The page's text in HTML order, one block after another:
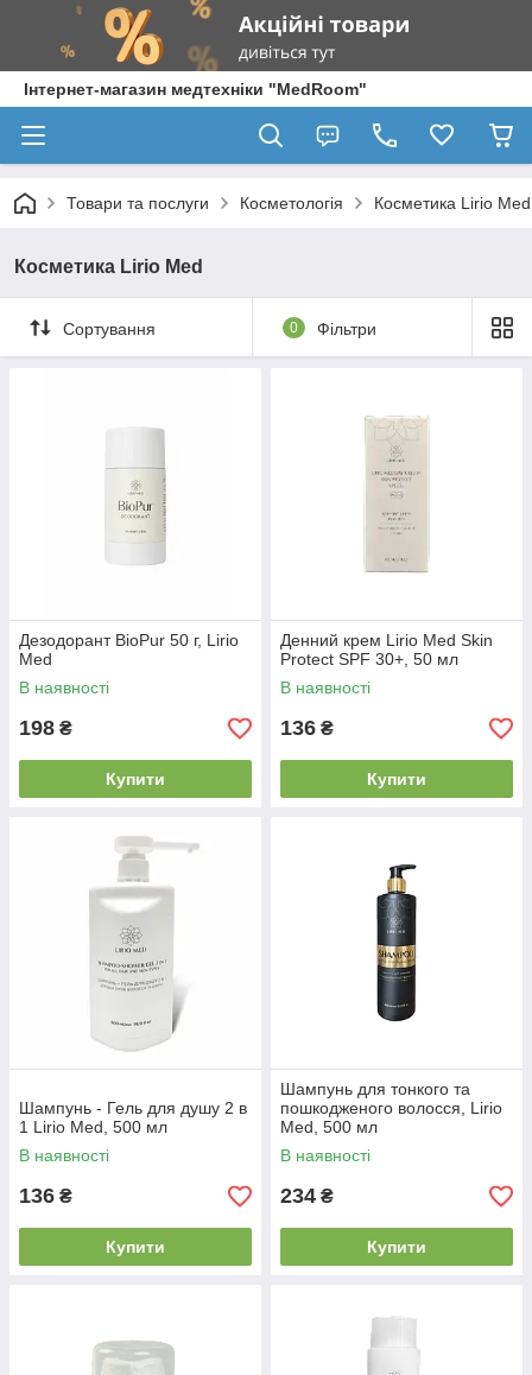
Інтернет-магазин медтехніки "MedRoom"
Товари та послуги Косметологія Косметика Lirio Med
Косметика Lirio Med
Сортування 0 Фільтри
Дезодорант BioPur 50 г, Lirio
Med
В наявності
198 ₴
Купити
Денний крем Lirio Med Skin
Protect SPF 30+, 50 мл
В наявності
136 ₴
Купити
Шампунь - Гель для душу 2 в
1 Lirio Med, 500 мл
В наявності
136 ₴
Купити
Шампунь для тонкого та
пошкодженого волосся, Lirio
Med, 500 мл
В наявності
234 ₴
Купити